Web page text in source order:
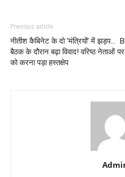
Previous article
नीतीश कैबिनेट के दो ‘मंत्रियों’ में झड़प…
बैठक के दौरान बढ़ा विवाद! वरिष्ठ नेताओं
को करना पड़ा हस्तक्षेप